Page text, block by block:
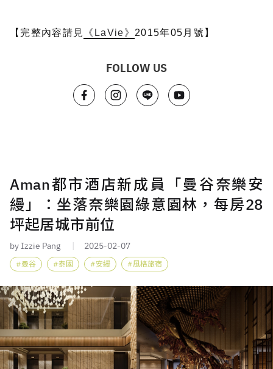
【完整內容請見 《LaVie》 2015年05月號】
FOLLOW US
Aman都市酒店新成員「曼谷奈樂安
縵」：坐落奈樂園綠意園林，每房28
坪起居城市前位
by Izzie Pang 2025-02-07
曼谷 泰國 安縵 風格旅宿